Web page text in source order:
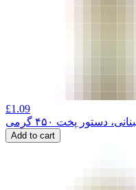
£1.09
دستور پخت ۴۵۰ گرمی
Add to cart